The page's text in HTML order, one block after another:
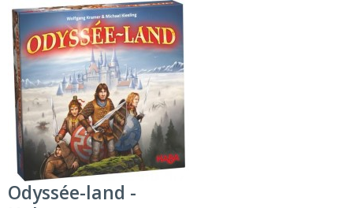
Odyssée-land -